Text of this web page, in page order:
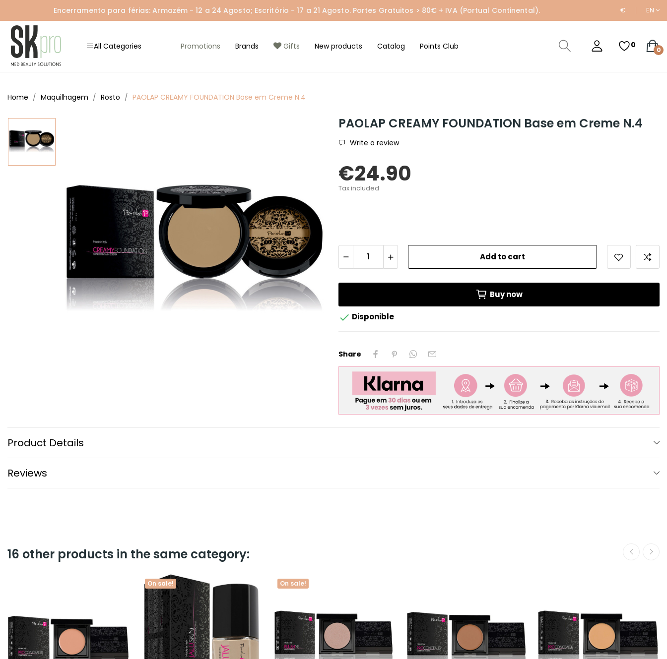
Encerramento para férias: Armazém - 12 a 24 Agosto; Escritório - 17 a 21 Agosto. Portes Gratuitos > 80€ + IVA (Portual Continental). € EN
All Categories Promotions Brands Gifts New products Catalog Points Club 0
0
Home Maquilhagem Rosto PAOLAP CREAMY FOUNDATION Base em Creme N.4
PAOLAP CREAMY FOUNDATION Base em Creme N.4
Write a review
€24.90
Tax included
Add to cart
Buy now
 Disponible
Share
Product Details
Reviews
16 other products in the same category:
On sale! On sale!